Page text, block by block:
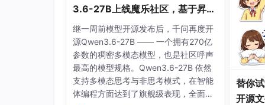
3.6-27B上线魔乐社区，基于昇腾
的部署教程来了
继一周前模型开源发布后，千问再度开
源Qwen3.6-27B —— 一个拥有270亿
参数的稠密多模态模型，也是社区呼声
最高的模型规格。Qwen3.6-27B 依然
支持多模态思考与非思考模式，在智能
体编程方面达到了旗舰级表现，全面超
替你
开源